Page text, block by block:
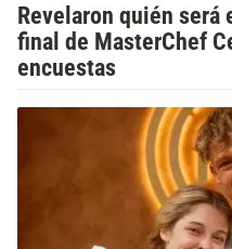
Revelaron quién será
final de MasterChef
encuestas